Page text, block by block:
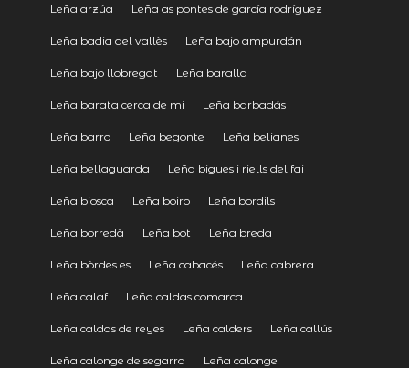
Leña arzúa Leña as pontes de garcía rodríguez
Leña badia del vallès Leña bajo ampurdán
Leña bajo llobregat Leña baralla
Leña barata cerca de mi Leña barbadás
Leña barro Leña begonte Leña belianes
Leña bellaguarda Leña bigues i riells del fai
Leña biosca Leña boiro Leña bordils
Leña borredà Leña bot Leña breda
Leña bòrdes es Leña cabacés Leña cabrera
Leña calaf Leña caldas comarca
Leña caldas de reyes Leña calders Leña callús
Leña calonge de segarra Leña calonge